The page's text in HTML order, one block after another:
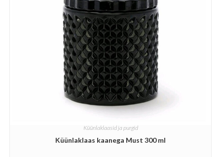
Küünlaklaasid ja purgid
Küünlaklaas kaanega Must 300 ml